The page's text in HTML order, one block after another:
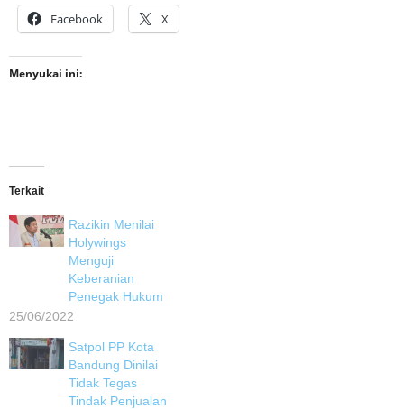
Facebook X
Menyukai ini:
Terkait
Razikin Menilai
Holywings
Menguji
Keberanian
Penegak Hukum
25/06/2022
Satpol PP Kota
Bandung Dinilai
Tidak Tegas
Tindak Penjualan